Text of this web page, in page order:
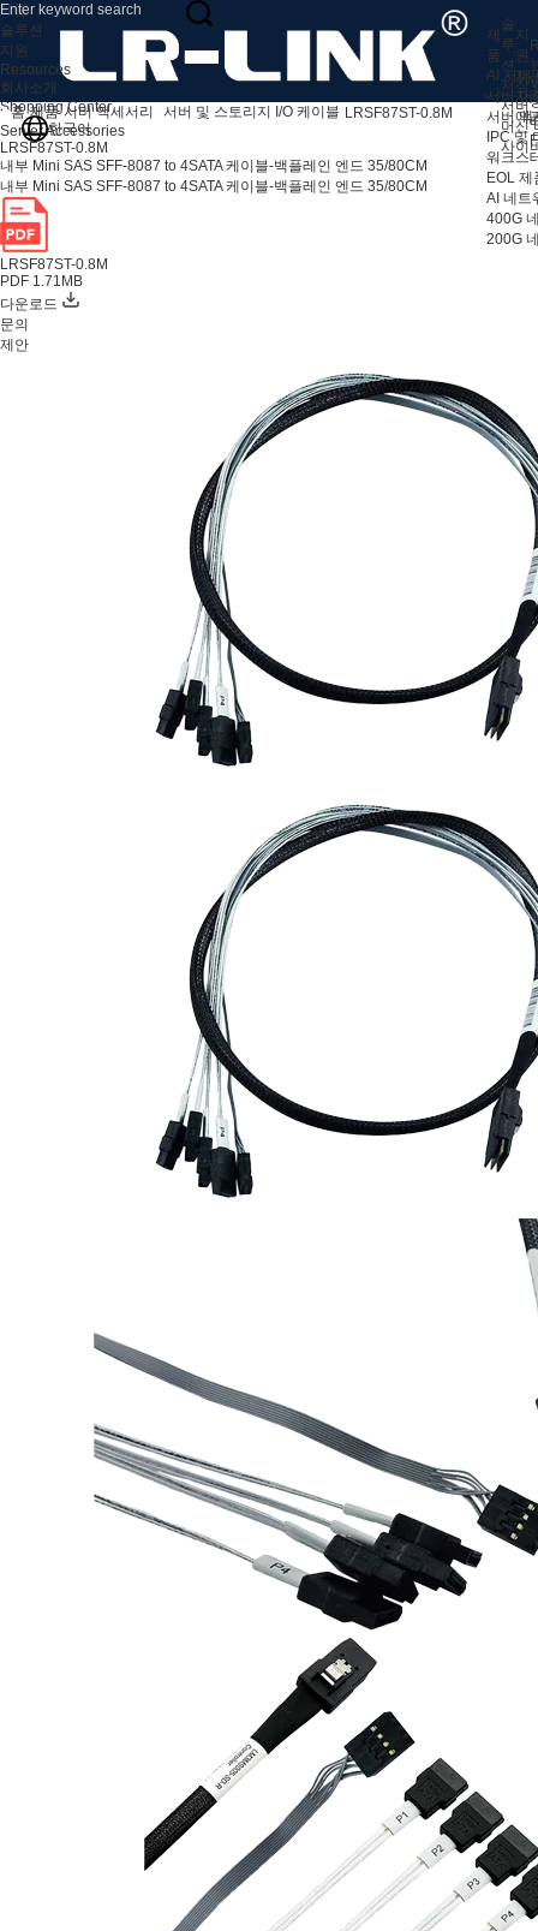
제
품
AI 서버
서버 어
서버 액
IPC 및
워크스
EOL 제
AI 네트
400G
200G
솔
루
션
저장
서버
머신
사이
지
원
지
자
애
제품
솔루션
지원
Resources
회사소개
Shopping Center
한국어
홈 제품 서버 액세서리 서버 및 스토리지 I/O 케이블 LRSF87ST-0.8M
Server Accessories
LRSF87ST-0.8M
내부 Mini SAS SFF-8087 to 4SATA 케이블-백플레인 엔드 35/80CM
내부 Mini SAS SFF-8087 to 4SATA 케이블-백플레인 엔드 35/80CM
LRSF87ST-0.8M
PDF 1.71MB
다운로드
문의
제안